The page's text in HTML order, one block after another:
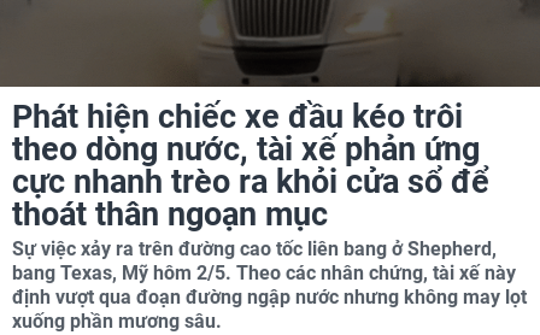
Phát hiện chiếc xe đầu kéo trôi
theo dòng nước, tài xế phản ứng
cực nhanh trèo ra khỏi cửa sổ để
thoát thân ngoạn mục
Sự việc xảy ra trên đường cao tốc liên bang ở Shepherd,
bang Texas, Mỹ hôm 2/5. Theo các nhân chứng, tài xế này
định vượt qua đoạn đường ngập nước nhưng không may lọt
xuống phần mương sâu.